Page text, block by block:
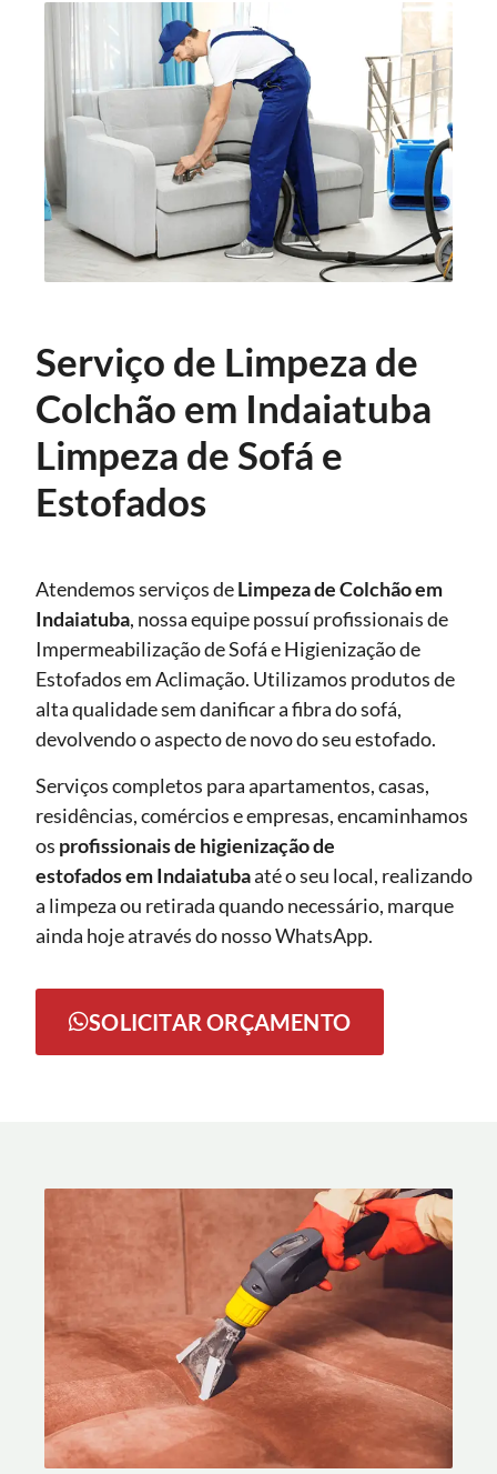
Serviço de Limpeza de
Colchão em Indaiatuba
Limpeza de Sofá e
Estofados
Atendemos serviços deLimpeza de Colchão em
Indaiatuba, nossa equipe possuí profissionais de
Impermeabilização de Sofá e Higienização de
Estofados em Aclimação. Utilizamos produtos de
alta qualidade sem danificar a fibra do sofá,
devolvendo o aspecto de novo do seu estofado.
Serviços completos para apartamentos, casas,
residências, comércios e empresas, encaminhamos
os profissionais de higienização de
estofados em Indaiatubaaté o seu local, realizando
a limpeza ou retirada quando necessário, marque
ainda hoje através do nosso WhatsApp.
SOLICITAR ORÇAMENTO